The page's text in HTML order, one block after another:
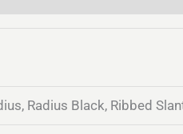
Radius Black, Ribbed